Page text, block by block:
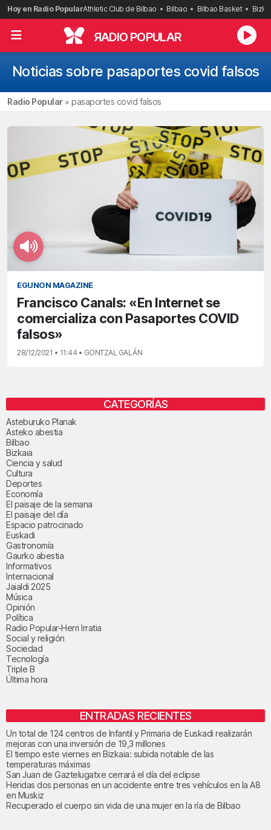
Saltar
al
contenido
Hoy en Radio PopularAthletic Club de Bilbao Bilbao Bilbao Basket
RADIO POPULAR
Noticias sobre pasaportes covid falsos
Radio Popular» pasaportes covid falsos
EGUNON MAGAZINE
Francisco Canals: «En Internet se
comercializa con Pasaportes COVID
falsos»
28/12/2021 • 11:44 • GONTZAL GALÁN
CATEGORÍAS
Asteburuko Planak
Asteko abestia
Bilbao
Bizkaia
Ciencia y salud
Cultura
Deportes
Economía
El paisaje de la semana
El paisaje del día
Espacio patrocinado
Euskadi
Gastronomía
Gaurko abestia
Informativos
Internacional
Jaialdi 2025
Música
Opinión
Política
Radio Popular-Herri Irratia
Social y religión
Sociedad
Tecnología
Triple B
Última hora
ENTRADAS RECIENTES
Un total de 124 centros de Infantil y Primaria de Euskadi realizarán
mejoras con una inversión de 19,3 millones
El tiempo este viernes en Bizkaia: subida notable de las
temperaturas máximas
San Juan de Gaztelugatxe cerrará el día del eclipse
Heridas dos personas en un accidente entre tres vehículos en la A8
en Muskiz
Recuperado el cuerpo sin vida de una mujer en la ría de Bilbao